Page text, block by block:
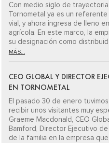
Con medio siglo de
Tornometal ya es un
vial, y ahora ingresa de lleno
agrícola. En este marco, la
su designación como
MÁS...
CEO GLOBAL Y DIRECTOR
EN TORNOMETAL
El pasado 30 de enero
recibir unos visitantes muy
Graeme Macdonald, CEO
Bamford, Director Ejecutivo
de la familia en la empresa